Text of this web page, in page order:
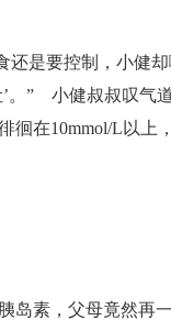
是要控制，小健却
’。” 小健叔叔叹
徊在10mmol/L以上
素，父母竟然再